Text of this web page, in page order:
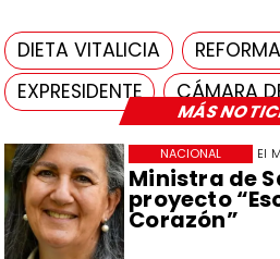
MÁS
El
Ministra de
proyecto
Corazón”
NACIONAL
DIETA VITALICIA
EXPRESIDENTE
CÁMARA